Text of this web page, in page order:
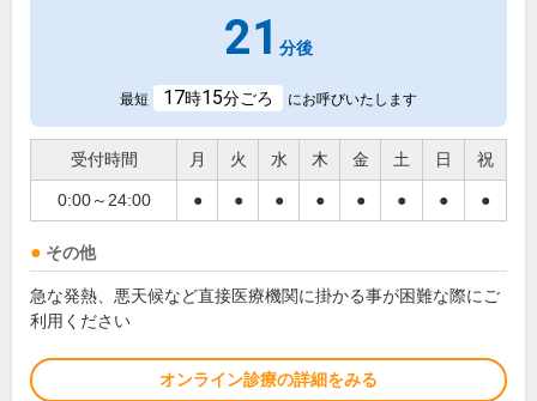
21 分後
最短 17時15分ごろ にお呼びいたします
受付時間 月 火 水 木 金 土 日 祝
0:00～24:00 ● ● ● ● ● ● ● ●
その他
急な発熱、悪天候など直接医療機関に掛かる事が困難な際にご
利用ください
オンライン診療の詳細をみる